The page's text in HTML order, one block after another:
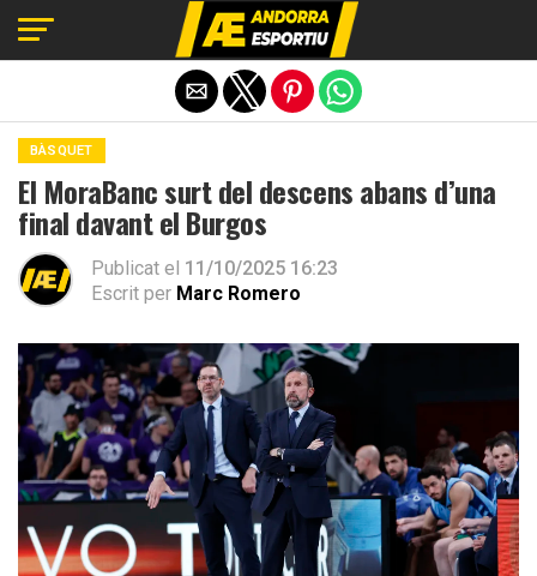
BÀSQUET
El MoraBanc surt del descens abans d’una
final davant el Burgos
Publicat el 11/10/2025 16:23
Escrit per Marc Romero
Exit mobile version